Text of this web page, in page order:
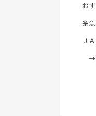
お
糸
Ｊ
→